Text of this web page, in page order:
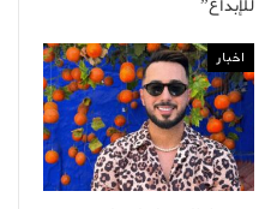
للإبداع”
اخبار